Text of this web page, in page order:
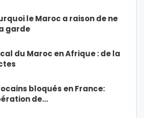
le Maroc a raison de ne
garde
du Maroc en Afrique : de la
bloqués en France:
de…